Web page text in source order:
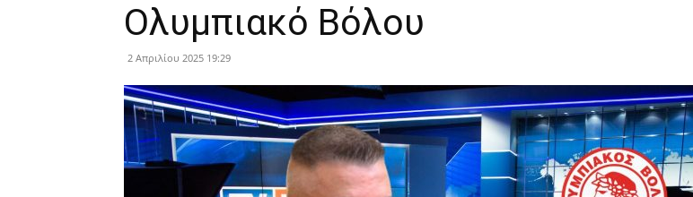
Ολυμπιακό Βόλου
2 Απριλίου 2025 19:29